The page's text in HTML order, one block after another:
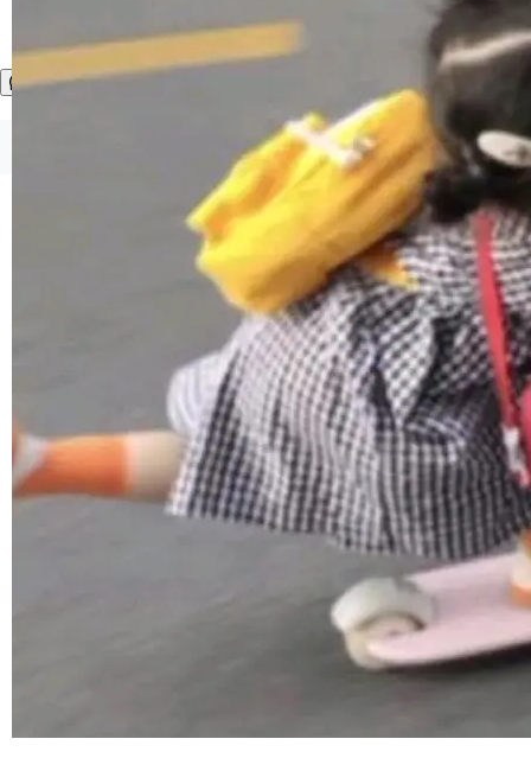
整性保护。效果是：吞吐量提升 41%，每 token
成本降低 30%，精度不变。 FP8 省的不仅是显
存 KV cache 是推理时最吃显...
让语音识别不再只是听清，而是真正听懂。通过
先理解你的语境和意图，再把准确的文字直接给
到你。从“逐字转写、单点优化”演进为“理解语
境、兼容场景、一键直出”。 Hy ASR 3.0 previe
w 不要求标准普通话，方言识别覆盖粤语、吴语
等 10 大方言片区和 20 余个二级小片区。在开
源评测集中，Hy ASR 3.0 preview 在多语种的
©OSCHINA(OSChina.NET) 京ICP备2025119063号